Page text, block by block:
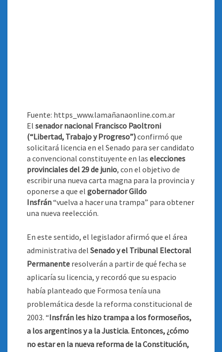
Fuente: https_www.lamañanaonline.com.ar
El senador nacional Francisco Paoltroni
(“Libertad, Trabajo y Progreso”)confirmó que
solicitará licencia en el Senado para ser candidato
a convencional constituyente en las elecciones
provinciales del 29 de junio, con el objetivo de
escribir una nueva carta magna para la provincia y
oponerse a que el gobernador Gildo
Insfrán“vuelva a hacer una trampa” para obtener
una nueva reelección.
En este sentido, el legislador afirmó que el área
administrativa del Senado y el Tribunal Electoral
Permanente resolverán a partir de qué fecha se
aplicaría su licencia, y recordó que su espacio
había planteado que Formosa tenía una
problemática desde la reforma constitucional de
2003. “Insfrán les hizo trampa a los formoseños,
a los argentinos y a la Justicia. Entonces, ¿cómo
no estar en la nueva reforma de la Constitución,